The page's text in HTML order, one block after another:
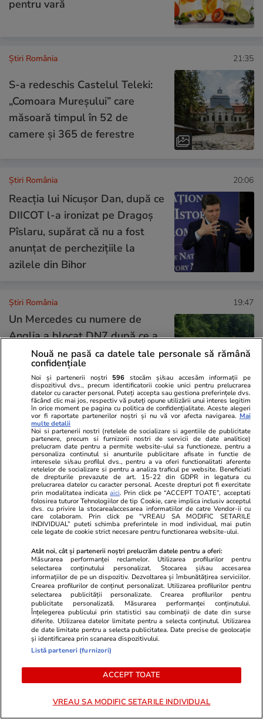
pentru vară
Știri România 21:35
S-a redeschis Castelul Teleki:
„Comoara Mureșului” care
măsoară timpul în 52 de
camere și 365 de ferestre
Știri România 20:06
Reacția lui Nicușor Dan, după ce
DIICOT l-a ironizat pe Dragoș
Pîslaru, supărat că nu a fost
anunțat de perchezițiile la
azilele din Bihor
Știri România 19:47
Un Mercedes cu numere de
Anglia a blocat DN7 după ce a
fost lăsat pe șosea. Cât l-a
costat pe șofer „parcarea” pe
Valea Oltului și ce explicație le-
a dat polițiștilor
Știri România 18:52
Diana Șoșoacă a fost trimisă în
judecată pentru lipsire de
libertate în cazul scandalului cu
jurnaliștii de la Rai Uno
16:09
Fundament pentru un nou
model de dezvoltare economică
– oportunitatea transformărilor
tehnologice pentru IMM-urile
din România
Opinii 15 iul.
Studiile universitare de științe
Nouă ne pasă ca datele tale personale să rămână
confidențiale
Noi și partenerii noștri 596 stocăm și/sau accesăm informații pe
dispozitivul dvs., precum identificatorii cookie unici pentru prelucrarea
datelor cu caracter personal. Puteți accepta sau gestiona preferințele dvs.
făcând clic mai jos, respectiv vă puteți opune utilizării unui interes legitim
în orice moment pe pagina cu politica de confidențialitate. Aceste alegeri
vor fi raportate partenerilor noștri și nu vă vor afecta navigarea. Mai
multe detalii
Noi si partenerii nostri (retelele de socializare si agentiile de publicitate
partenere, precum si furnizorii nostri de servicii de date analitice)
prelucram date pentru a permite website-ului sa functioneze, pentru a
personaliza continutul si anunturile publicitare afisate in functie de
interesele si/sau profilul dvs., pentru a va oferi functionalitati aferente
retelelor de socializare si pentru a analiza traficul pe website. Beneficiati
de drepturile prevazute de art. 15-22 din GDPR in legatura cu
prelucrarea datelor cu caracter personal. Aceste drepturi pot fi exercitate
prin modalitatea indicataaici. Prin click pe “ACCEPT TOATE”, acceptati
folosirea tuturor Tehnologiilor de tip Cookie, care implica inclusiv acceptul
dvs. cu privire la stocarea/accesarea informatiilor de catre Vendor-ii cu
care colaboram. Prin click pe “VREAU SA MODIFIC SETARILE
INDIVIDUAL” puteti schimba preferintele in mod individual, mai putin
cele legate de cookie strict necesare pentru functionarea website-ului.
Atât noi, cât și partenerii noștri prelucrăm datele pentru a oferi:
Măsurarea performanței reclamelor. Utilizarea profilurilor pentru
selectarea conținutului personalizat. Stocarea și/sau accesarea
informațiilor de pe un dispozitiv. Dezvoltarea și îmbunătățirea serviciilor.
Crearea profilurilor de conținut personalizat. Utilizarea profilurilor pentru
selectarea publicității personalizate. Crearea profilurilor pentru
publicitate personalizată. Măsurarea performanței conținutului.
Înțelegerea publicului prin statistici sau combinații de date din surse
diferite. Utilizarea datelor limitate pentru a selecta conținutul. Utilizarea
de date limitate pentru a selecta publicitatea. Date precise de geolocație
și identificarea prin scanarea dispozitivului.
Listă parteneri (furnizori)
ACCEPT TOATE
VREAU SA MODIFIC SETARILE INDIVIDUAL